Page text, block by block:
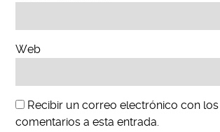
Web
Recibir un correo electrónico con
comentarios a esta entrada.